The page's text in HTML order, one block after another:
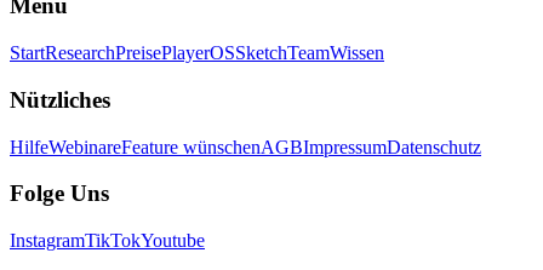
Menu
StartResearchPreisePlayerOSSketchTeamWissen
Nützliches
HilfeWebinareFeature wünschenAGBImpressumDatenschutz
Folge Uns
InstagramTikTokYoutube